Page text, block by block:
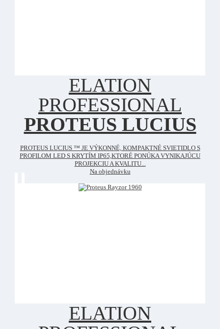
ELATION
PROFESSIONAL
PROTEUS LUCIUS
PROTEUS LUCIUS ™ JE VÝKONNÉ, KOMPAKTNÉ SVIETIDLO S
PROFILOM LED S KRYTÍM IP65,KTORÉ PONÚKA VYNIKAJÚCU
PROJEKCIU A KVALITU...
Na objednávku
ELATION